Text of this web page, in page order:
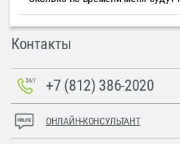
Контакты
+7 (812) 386-2020
ОНЛАЙН-КОНСУЛЬТАНТ